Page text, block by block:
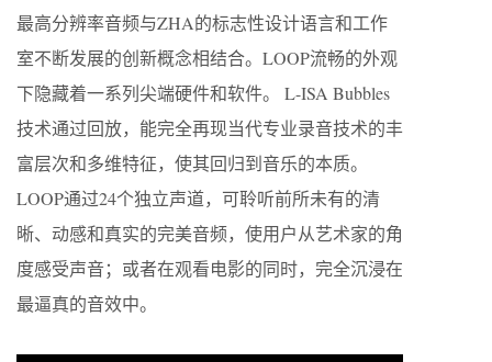
最高分辨率音频与ZHA的标志性设计语言和工作
室不断发展的创新概念相结合。LOOP流畅的外观
下隐藏着一系列尖端硬件和软件。 L-ISA Bubbles
技术通过回放，能完全再现当代专业录音技术的丰
富层次和多维特征，使其回归到音乐的本质。
LOOP通过24个独立声道，可聆听前所未有的清
晰、动感和真实的完美音频，使用户从艺术家的角
度感受声音；或者在观看电影的同时，完全沉浸在
最逼真的音效中。